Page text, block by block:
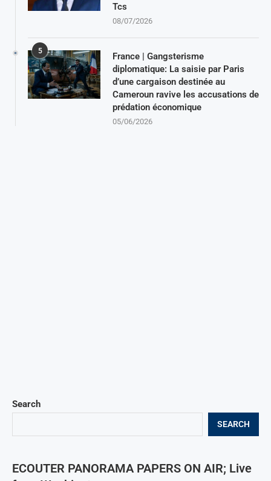
Search
SEARCH
ECOUTER PANORAMA PAPERS ON AIR; Live
Tcs
08/07/2026
5
France | Gangsterisme
diplomatique: La saisie par Paris
d’une cargaison destinée au
Cameroun ravive les accusations de
prédation économique
05/06/2026